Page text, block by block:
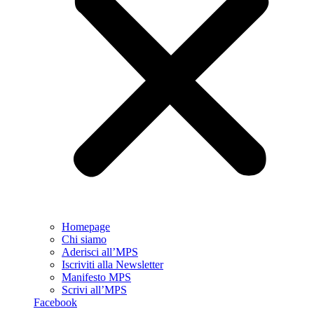
Homepage
Chi siamo
Aderisci all’MPS
Iscriviti alla Newsletter
Manifesto MPS
Scrivi all’MPS
Facebook